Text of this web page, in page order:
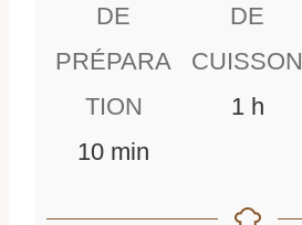
DE
PRÉPARA
TION
10mmin
DE
CUISSON
1 hh